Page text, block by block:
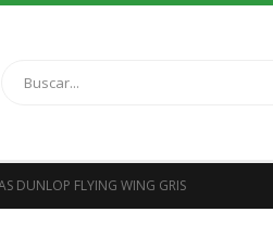
DUNLOP FLYING WING GRIS